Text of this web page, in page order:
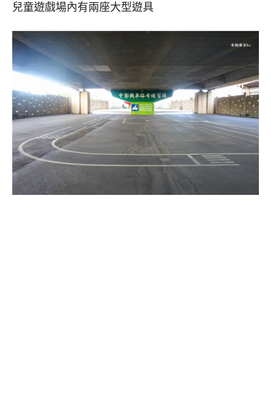
兒童遊戲場內有兩座大型遊具